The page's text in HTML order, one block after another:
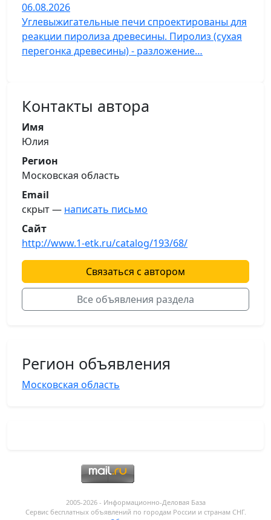
06.08.2026
Углевыжигательные печи спроектированы для
реакции пиролиза древесины. Пиролиз (сухая
перегонка древесины) - разложение…
Контакты автора
Имя
Юлия
Регион
Московская область
Email
скрыт — написать письмо
Сайт
http://www.1-etk.ru/catalog/193/68/
Связаться с автором
Все объявления раздела
Регион объявления
Московская область
2005-2026 - Информационнo-Деловая База
Сервис бесплатных объявлений по городам России и странам СНГ.